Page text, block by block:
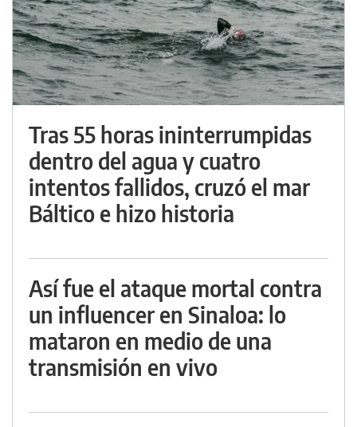
Tras 55 horas ininterrumpidas
dentro del agua y cuatro
intentos fallidos, cruzó el mar
Báltico e hizo historia
Así fue el ataque mortal contra
un influencer en Sinaloa: lo
mataron en medio de una
transmisión en vivo